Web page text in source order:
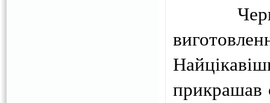
прикрашав